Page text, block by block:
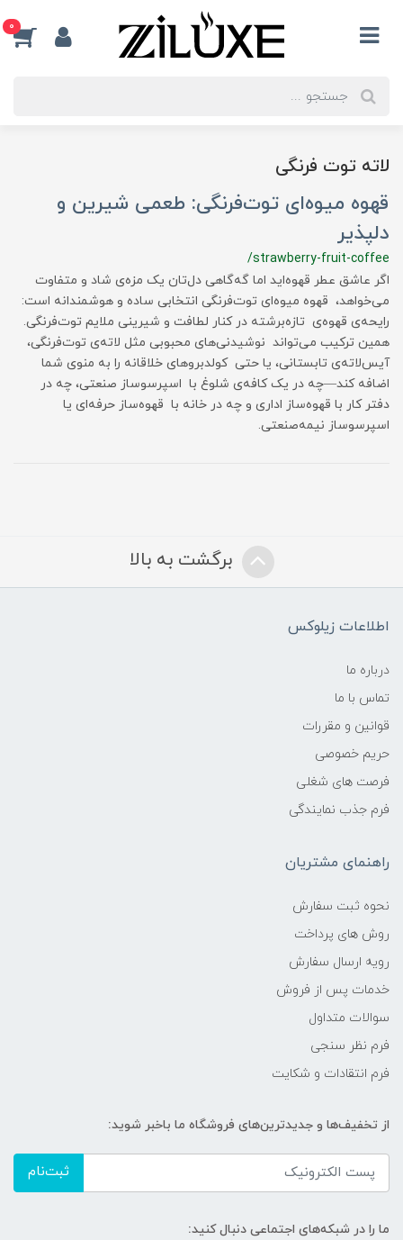
0
لاته توت فرنگی
قهوه میوه‌ای توت‌فرنگی: طعمی شیرین و
دلپذیر
/strawberry-fruit-coffee
اگر عاشق عطر قهوه‌اید اما گه‌گاهی دل‌تان یک مزه‌ی شاد و متفاوت
می‌خواهد، قهوه میوه‌ای توت‌فرنگی انتخابی ساده و هوشمندانه است:
رایحه‌ی قهوه‌ی تازه‌برشته در کنار لطافت و شیرینی ملایم توت‌فرنگی.
همین ترکیب می‌تواند نوشیدنی‌های محبوبی مثل لاته‌ی توت‌فرنگی،
آیس‌لاته‌ی تابستانی، یا حتی کولدبروهای خلاقانه را به منوی شما
اضافه کند—چه در یک کافه‌ی شلوغ با اسپرسوساز صنعتی، چه در
دفتر کار با قهوه‌ساز اداری و چه در خانه با قهوه‌ساز حرفه‌ای یا
اسپرسوساز نیمه‌صنعتی.
برگشت به بالا
اطلاعات زیلوکس
درباره ما
تماس با ما
قوانین و مقررات
حریم خصوصی
فرصت های شغلی
فرم جذب نمایندگی
راهنمای مشتریان
نحوه ثبت سفارش
روش های پرداخت
رویه ارسال سفارش
خدمات پس از فروش
سوالات متداول
فرم نظر سنجی
فرم انتقادات و شکایت
از تخفیف‌ها و جدیدترین‌های فروشگاه ما باخبر شوید:
ثبت‌نام
ما را در شبکه‌های اجتماعی دنبال کنید: